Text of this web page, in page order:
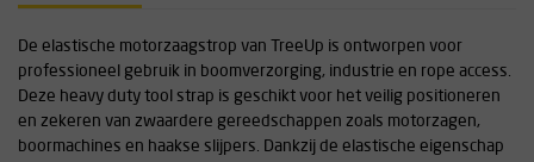
De elastische motorzaagstrop van TreeUp is ontworpen voor
professioneel gebruik in boomverzorging, industrie en rope access.
Deze heavy duty tool strap is geschikt voor het veilig positioneren
en zekeren van zwaardere gereedschappen zoals motorzagen,
boormachines en haakse slijpers. Dankzij de elastische eigenschap